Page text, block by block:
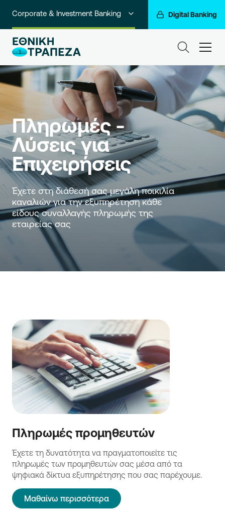
Corporate & Investment Banking Digital Banking
Ιδιώτες
Premium Banking
Private Banking
Business Banking
Go For More
Ο Όμιλός μας
Πληρωμές -
Λύσεις για
Επιχειρήσεις
Έχετε στη διάθεσή σας μεγάλη ποικιλία
καναλιών για την εξυπηρέτηση κάθε
είδους συναλλαγής πληρωμής της
εταιρείας σας
Πληρωμές προμηθευτών
Έχετε τη δυνατότητα να πραγματοποιείτε τις
πληρωμές των προμηθευτών σας μέσα από τα
ψηφιακά δίκτυα εξυπηρέτησης που σας παρέχουμε.
Μαθαίνω περισσότερα